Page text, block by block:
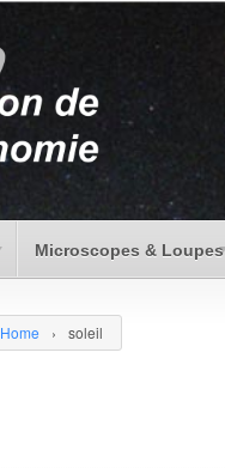
Microscopes & Loupes
Home › soleil